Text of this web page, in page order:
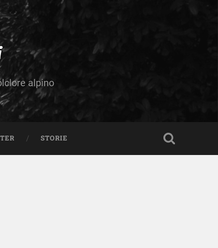
alpino
STORIE